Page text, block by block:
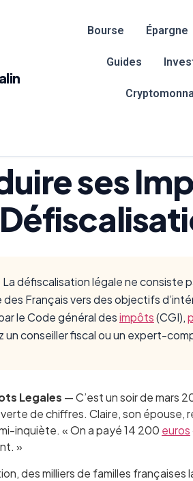
Bourse Épargne
Guides
ses
La défiscalisation légale ne consiste
des Français vers des objectifs
le Code général desimpôts(CGI),
un conseiller fiscal ou un expert-
Legales — C’est un soir de mars
de chiffres. Claire, son épouse,
inquiète. « On a payé 14 200 euros
»
des milliers de familles françaises